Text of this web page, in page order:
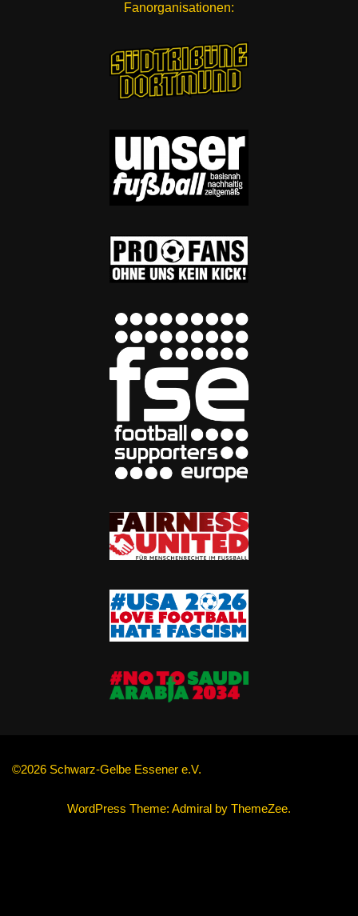
Fanorganisationen:
©2026 Schwarz-Gelbe Essener e.V.
WordPress Theme: Admiral by ThemeZee.